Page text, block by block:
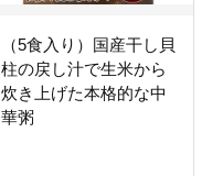
（5食入り）国産干し貝
柱の戻し汁で生米から
炊き上げた本格的な中
華粥